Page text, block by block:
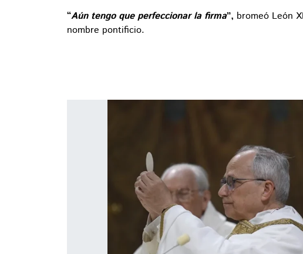
“Aún tengo que perfeccionar la firma”, bromeó León
nombre pontificio.